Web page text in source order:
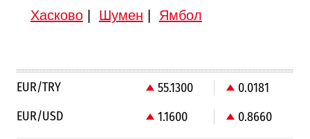
Хасково| Шумен Ямбол
EUR/TRY 55.1300
0.0181
EUR/USD
1.1600 0.8660